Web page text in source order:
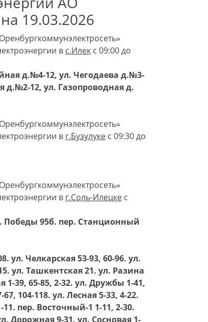
19.03.2026
в с.Илек с 09:00 до
д.№4-12, ул. Чегодаева д.№3-
д.№2-12, ул. Газопроводная д.
в г.Бузулуке с 09:30 до
в г.Соль-Илецке с
Победы 95б. пер. Станционный
ул. Челкарская 53-93, 60-96. ул.
ул. Ташкентская 21. ул. Разина
1-39, 65-85, 2-32. ул. Дружбы 1-41,
104-118. ул. Лесная 5-33, 4-22.
пер. Восточный-1 1-11, 2-30.
Дорожная 9-31. ул. Сосновая 1-